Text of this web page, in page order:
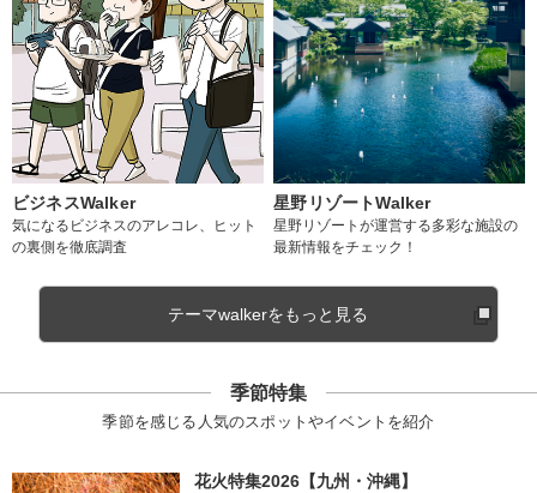
ビジネスWalker
気になるビジネスのアレコレ、ヒット
の裏側を徹底調査
星野リゾートWalker
星野リゾートが運営する多彩な施設の
最新情報をチェック！
テーマwalkerをもっと見る
季節特集
季節を感じる人気のスポットやイベントを紹介
花火特集2026【九州・沖縄】